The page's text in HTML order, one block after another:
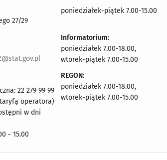
27/29
22 279 99 99
operatora)
w dni
- 15.00
poniedziałek-piątek 7.00-15.00
Informatorium:
poniedziałek 7.00-18.00,
wtorek-piątek 7.00-15.00
REGON:
poniedziałek 7.00-18.00,
wtorek-piątek 7.00-15.00